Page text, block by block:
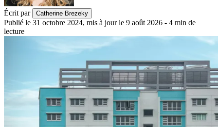
Écrit par Catherine Brezeky
Publié le 31 octobre 2024, mis à jour le 9 août 2026 - 4 min de
lecture